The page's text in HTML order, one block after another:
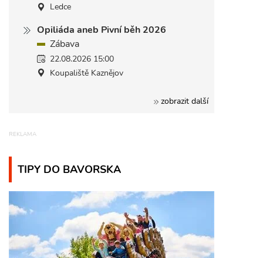
Ledce
Opiliáda aneb Pivní běh 2026
Zábava
22.08.2026 15:00
Koupaliště Kaznějov
zobrazit další
TIPY DO BAVORSKA